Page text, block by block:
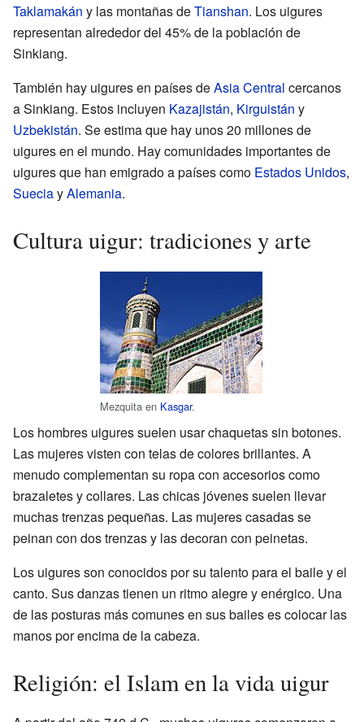
Taklamakán y las montañas deTianshan. Los uigures
representan alrededor del 45% de la población de
Sinkiang.
También hay uigures en países deAsia Central cercanos
a Sinkiang. Estos incluyen Kazajistán, Kirguistán y
Uzbekistán. Se estima que hay unos 20 millones de
uigures en el mundo. Hay comunidades importantes de
uigures que han emigrado a países como Estados Unidos,
SueciayAlemania.
Cultura uigur: tradiciones y arte
Mezquita en Kasgar.
Los hombres uigures suelen usar chaquetas sin botones.
Las mujeres visten con telas de colores brillantes. A
menudo complementan su ropa con accesorios como
brazaletes y collares. Las chicas jóvenes suelen llevar
muchas trenzas pequeñas. Las mujeres casadas se
peinan con dos trenzas y las decoran con peinetas.
Los uigures son conocidos por su talento para el baile y el
canto. Sus danzas tienen un ritmo alegre y enérgico. Una
de las posturas más comunes en sus bailes es colocar las
manos por encima de la cabeza.
Religión: el Islam en la vida uigur